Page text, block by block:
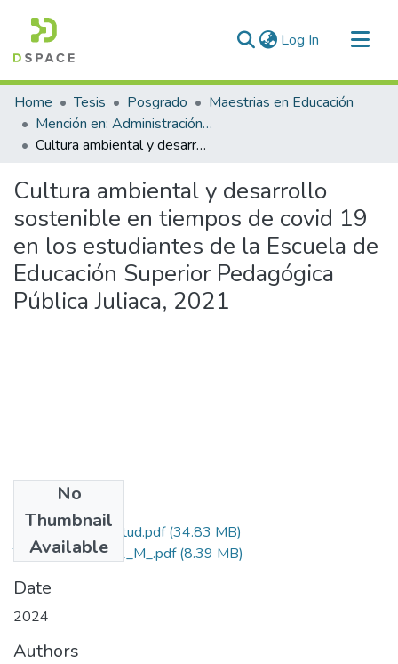
Log In (current)
Communities & Collections
All of DSpace
Statistics
Home Tesis Posgrado
Maestrias en Educación
Mención en: Administración y Gerencia Educativa
Cultura ambiental y desarrollo sostenible en tiempos de covid 19 en los estudiantes de la Escuela de Educación Superior Pedagógica Pública Juliaca, 2021
Cultura ambiental y desarrollo
sostenible en tiempos de covid 19
en los estudiantes de la Escuela de
Educación Superior Pedagógica
Pública Juliaca, 2021
No
Thumbnail
Available
Grado de Similitud.pdf(34.83 MB)
T036_40748691_M_.pdf(8.39 MB)
Date
2024
Authors